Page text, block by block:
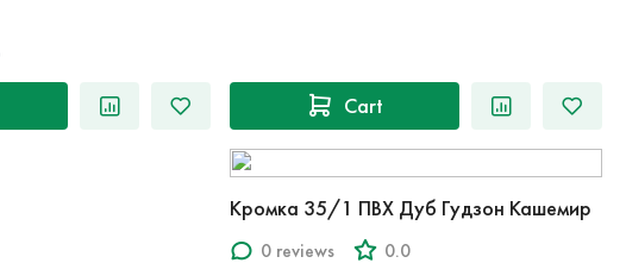
Cart
Кромка 35/1 ПВХ Дуб Гудзон Кашемир
0 reviews 0.0